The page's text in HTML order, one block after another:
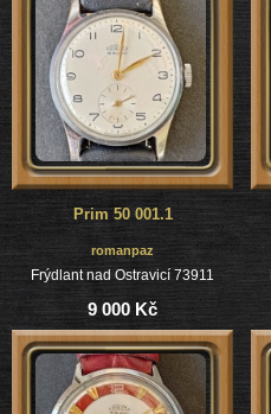
Prim 50 001.1
romanpaz
Frýdlant nad Ostravicí 73911
9 000 Kč